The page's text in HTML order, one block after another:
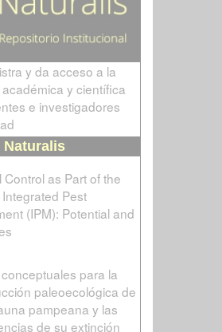
y da acceso a la
y científica
e investigadores
Naturalis
Control as Part of the
Pest
(IPM): Potential and
para la
paleoecológica de
pampeana y las
de su extinción